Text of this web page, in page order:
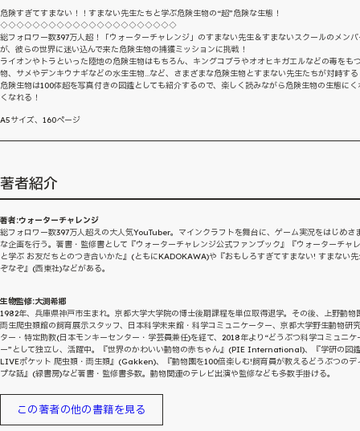
危険すぎてすまない！！すまない先生たちと学ぶ危険生物の“超”危険な生態！
◇◇◇◇◇◇◇◇◇◇◇◇◇◇◇◇◇◇◇◇◇◇
総フォロワー数397万人超！「ウォーターチャレンジ」のすまない先生＆すまないスクールのメンバ
が、彼らの世界に迷い込んで来た危険生物の捕獲ミッションに挑戦！
ライオンやトラといった陸地の危険生物はもちろん、キングコブラやオオヒキガエルなどの毒をも
物、サメやデンキウナギなどの水生生物…など、さまざまな危険生物とすまない先生たちが対峙する
危険生物は100体超を写真付きの図鑑としても紹介するので、楽しく読みながら危険生物の生態にく
くなれる！
A5サイズ、160ページ
著者紹介
著者:ウォーターチャレンジ
総フォロワー数397万人超えの大人気YouTuber。マインクラフトを舞台に、ゲーム実況をはじめさ
な企画を行う。著書・監修書として『ウォーターチャレンジ公式ファンブック』『ウォーターチャ
と学ぶ お友だちとのつき合いかた』(ともにKADOKAWA)や『おもしろすぎてすまない! すまない
ぞなぞ』(西東社)などがある。
生物監修:大渕希郷
1982年、兵庫県神戸市生まれ。京都大学大学院の博士後期課程を単位取得退学。その後、上野動物
両生爬虫類館の飼育展示スタッフ、日本科学未来館・科学コミュニケーター、京都大学野生動物研
ター・特定助教(日本モンキーセンター・学芸員兼任)を経て、2018年より“どうぶつ科学コミュニケ
ー”として独立し、活躍中。『世界のかわいい動物の赤ちゃん』(PIE International)、『学研の図鑑
LIVEポケット 爬虫類・両生類』(Gakken)、『動物園を100倍楽しむ!飼育員が教えるどうぶつのデ
プな話』(緑書房)など著書・監修書多数。動物関連のテレビ出演や監修なども多数手掛ける。
この著者の他の書籍を見る